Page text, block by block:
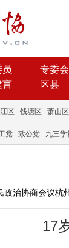
员
专委会
言 区县
区 钱塘区 萧山区
党 致公党 九三学
政治协商会议杭
17